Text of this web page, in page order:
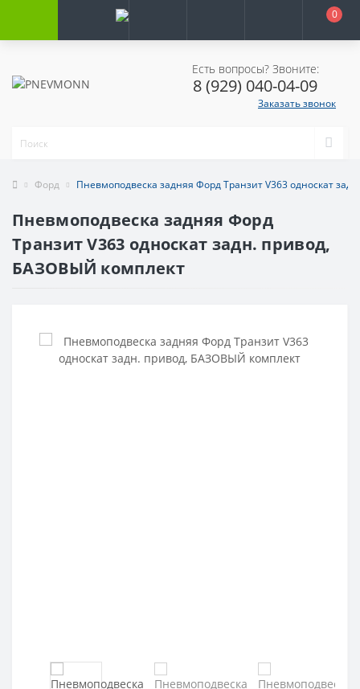
0
Есть вопросы? Звоните:
8 (929) 040-04-09
Заказать звонок
Форд Пневмоподвеска задняя Форд Транзит V363 односкат
Пневмоподвеска задняя Форд
Транзит V363 односкат задн. привод,
БАЗОВЫЙ комплект